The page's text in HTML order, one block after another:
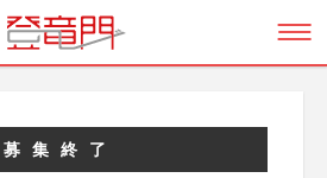
募集終了